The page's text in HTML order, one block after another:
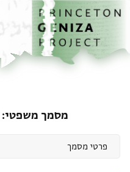
לתוכןהבית
מסמך משפטי